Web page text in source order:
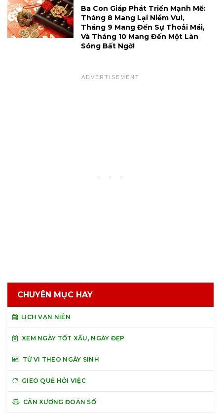
Ba Con Giáp Phát Triển Mạnh Mẽ:
Tháng 8 Mang Lại Niềm Vui,
Tháng 9 Mang Đến Sự Thoải Mái,
Và Tháng 10 Mang Đến Một Làn
Sóng Bất Ngờ!
CHUYÊN MỤC HAY
LỊCH VẠN NIÊN
XEM NGÀY TỐT XẤU, NGÀY ĐẸP
TỬ VI THEO NGÀY SINH
GIEO QUẺ HỎI VIỆC
CÂN XƯƠNG ĐOÁN SỐ